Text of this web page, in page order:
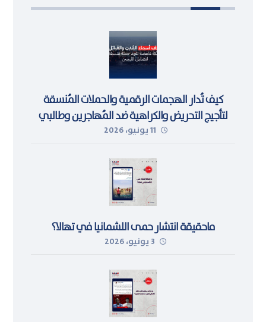
كيف تُدار الهجمات الرقمية والحملات المُنسقة
لتأجيج التحريض والكراهية ضد المُهاجرين وطالبي
اللجوء في ليبيا
11 يونيو، 2026
ماحقيقة انتشار حمى اللشمانيا في تهالا؟
3 يونيو، 2026